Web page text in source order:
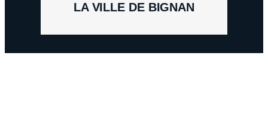
LA VILLE DE BIGNAN